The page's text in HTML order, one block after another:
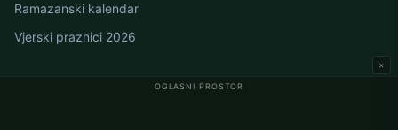
OGLASNI PROSTOR
×
Ramazanski kalendar
Vjerski praznici 2026
Namaz vremena u Njemačkoj